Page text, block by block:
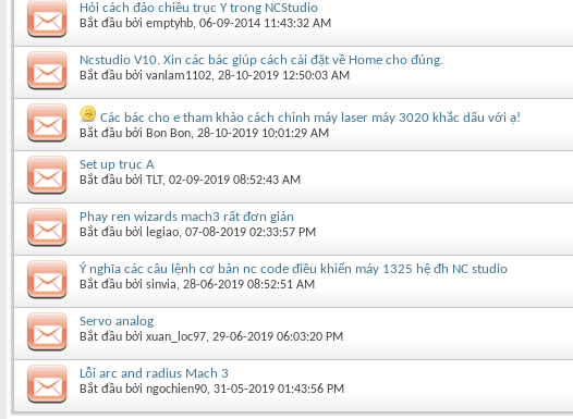
Hỏi cách đảo chiều trục Y trong NCStudio
Bắt đầu bởi emptyhb‎, 06-09-2014 11:43:32 AM
Ncstudio V10. Xin các bác giúp cách cài đặt về Home cho đúng.
Bắt đầu bởi vanlam1102‎, 28-10-2019 12:50:03 AM
Các bác cho e tham khảo cách chỉnh máy laser máy 3020 khắc dấu với ạ!
Bắt đầu bởi Bon Bon‎, 28-10-2019 10:01:29 AM
Set up trục A
Bắt đầu bởi TLT‎, 02-09-2019 08:52:43 AM
Phay ren wizards mach3 rất đơn giản
Bắt đầu bởi legiao‎, 07-08-2019 02:33:57 PM
Ý nghĩa các câu lệnh cơ bản nc code điều khiển máy 1325 hệ đh NC studio
Bắt đầu bởi sinvia‎, 28-06-2019 08:52:51 AM
Servo analog
Bắt đầu bởi xuan_loc97‎, 29-06-2019 06:03:20 PM
Lỗi arc and radius Mach 3
Bắt đầu bởi ngochien90‎, 31-05-2019 01:43:56 PM